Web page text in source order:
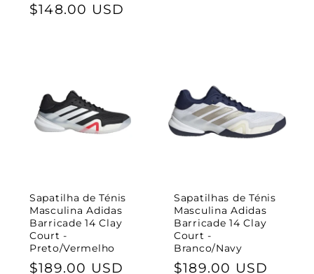
normal
de
$148.00 USD
Sapatilha de Ténis
Masculina Adidas
Barricade 14 Clay
Court -
Preto/Vermelho
Preço
$189.00 USD
Sapatilhas de Ténis
Masculina Adidas
Barricade 14 Clay
Court -
Branco/Navy
Preço
$189.00 USD